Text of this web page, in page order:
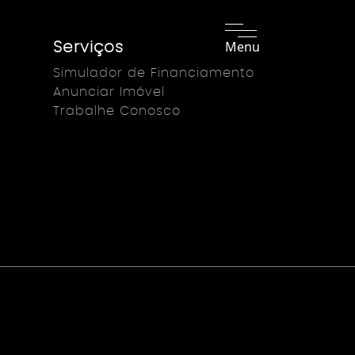
Menu
Serviços
Simulador de Financiamento
Anunciar Imóvel
Trabalhe Conosco